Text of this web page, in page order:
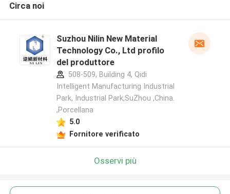
Circa noi
Suzhou Nilin New Material
Technology Co., Ltd profilo
del produttore
508-509, Building 4, Qidi
Intelligent Manufacturing Industrial
Park, Industrial Park,SuZhou ,China.
,Porcellana
5.0
Fornitore verificato
Osservi più